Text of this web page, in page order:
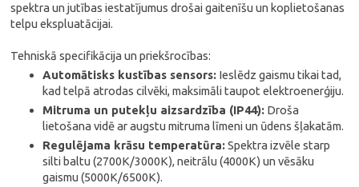
spektra un jutības iestatījumus drošai gaitenīšu un koplietošanas
telpu ekspluatācijai.
Tehniskā specifikācija un priekšrocības:
Automātisks kustības sensors: Ieslēdz gaismu tikai tad,
kad telpā atrodas cilvēki, maksimāli taupot elektroenerģiju.
Mitruma un putekļu aizsardzība (IP44): Droša
lietošana vidē ar augstu mitruma līmeni un ūdens šļakatām.
Regulējama krāsu temperatūra:Spektra izvēle starp
silti baltu (2700K/3000K), neitrālu (4000K) un vēsāku
gaismu (5000K/6500K).